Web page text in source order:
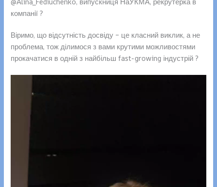
компанії ?
Віримо, що відсутність досвіду – це класний виклик, а не
проблема, тож ділимося з вами крутими можливостями
прокачатися в одній з найбільш fast-growing індустрій ?